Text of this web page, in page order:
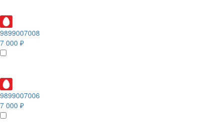
9899007008
7 000 ₽
9899007006
7 000 ₽